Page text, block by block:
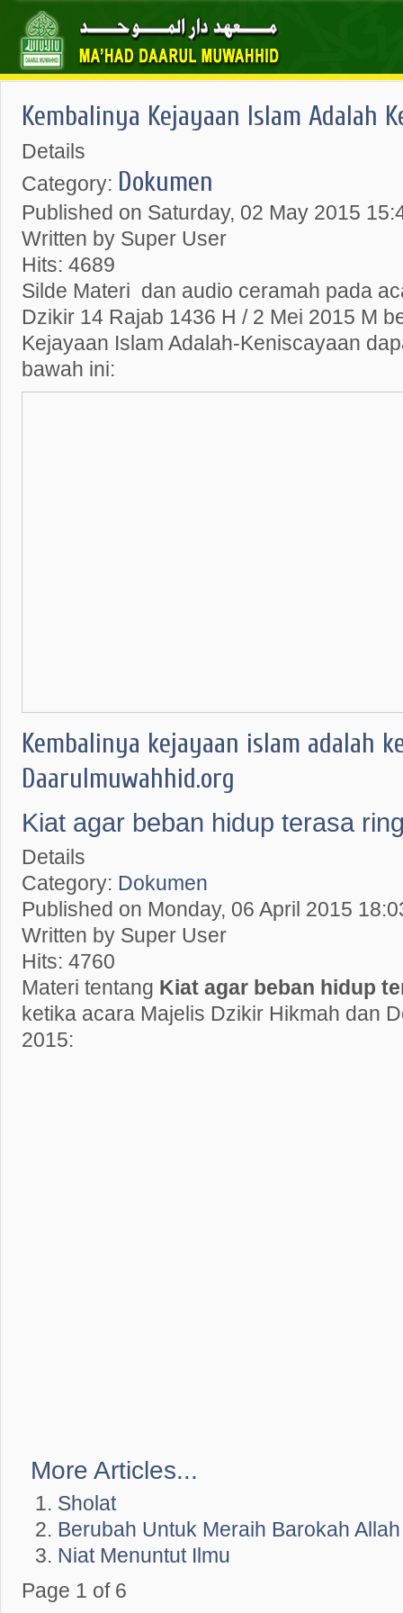
Kembalinya Kejayaan Islam Adalah
Details
Category: Dokumen
Published on Saturday, 02 May 2015
Written by Super User
Hits: 4689
Silde Materi dan audio ceramah pada
Dzikir 14 Rajab 1436 H / 2 Mei 2015 M
Kejayaan Islam Adalah-Keniscayaan
bawah ini:
Kembalinya kejayaan islam adalah
Daarulmuwahhid.org
Kiat agar beban hidup terasa
Details
Category: Dokumen
Published on Monday, 06 April 2015
Written by Super User
Hits: 4760
Materi tentang Kiat agar beban hidup
ketika acara Majelis Dzikir Hikmah dan
2015:
More Articles...
Sholat
Berubah Untuk Meraih Barokah Allah
Niat Menuntut Ilmu
Page 1 of 6